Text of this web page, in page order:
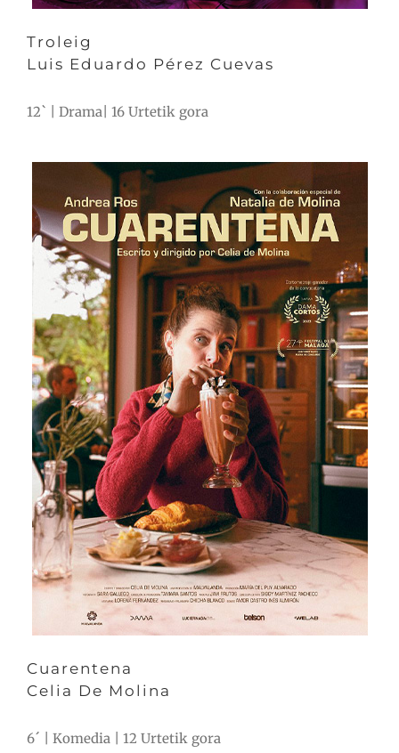
Troleig
Luis Eduardo Pérez Cuevas
12` | Drama| 16 Urtetik gora
Cuarentena
Celia De Molina
6´ | Komedia | 12 Urtetik gora